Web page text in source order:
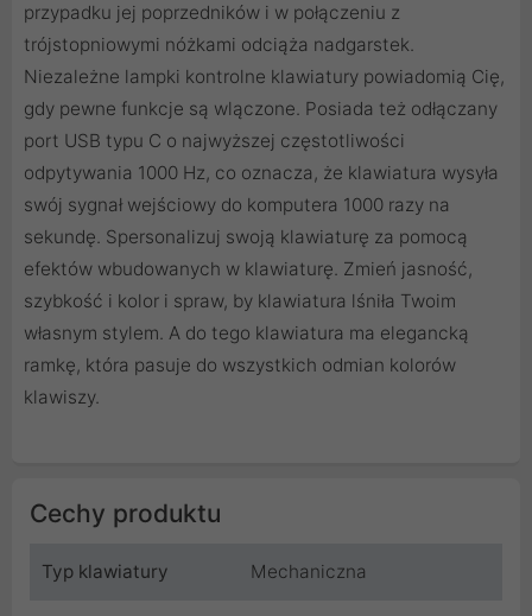
przypadku jej poprzedników i w połączeniu z
trójstopniowymi nóżkami odciąża nadgarstek.
Niezależne lampki kontrolne klawiatury powiadomią Cię,
gdy pewne funkcje są wlączone. Posiada też odłączany
port USB typu C o najwyższej częstotliwości
odpytywania 1000 Hz, co oznacza, że ​​klawiatura wysyła
swój sygnał wejściowy do komputera 1000 razy na
sekundę. Spersonalizuj swoją klawiaturę za pomocą
efektów wbudowanych w klawiaturę. Zmień jasność,
szybkość i kolor i spraw, by klawiatura lśniła Twoim
własnym stylem. A do tego klawiatura ma elegancką
ramkę, która pasuje do wszystkich odmian kolorów
klawiszy.
Cechy produktu
Typ klawiatury Mechaniczna